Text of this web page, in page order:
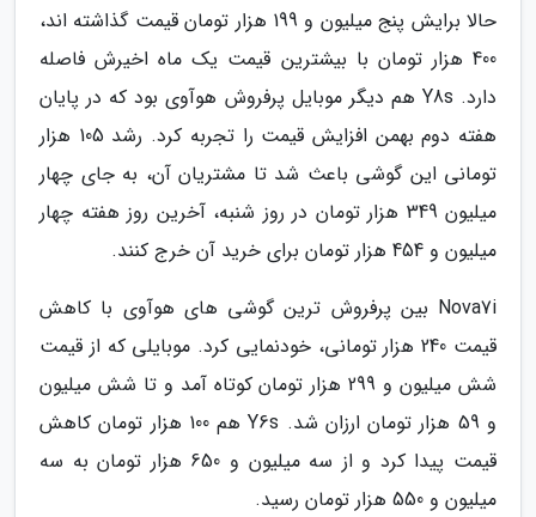
حالا برایش پنج میلیون و 199 هزار تومان قیمت گذاشته اند،
400 هزار تومان با بیشترین قیمت یک ماه اخیرش فاصله
دارد. Y8s هم دیگر موبایل پرفروش هوآوی بود که در پایان
هفته دوم بهمن افزایش قیمت را تجربه کرد. رشد 105 هزار
تومانی این گوشی باعث شد تا مشتریان آن، به جای چهار
میلیون 349 هزار تومان در روز شنبه، آخرین روز هفته چهار
میلیون و 454 هزار تومان برای خرید آن خرج کنند.
Nova7i بین پرفروش ترین گوشی های هوآوی با کاهش
قیمت 240 هزار تومانی، خودنمایی کرد. موبایلی که از قیمت
شش میلیون و 299 هزار تومان کوتاه آمد و تا شش میلیون
و 59 هزار تومان ارزان شد. Y6s هم 100 هزار تومان کاهش
قیمت پیدا کرد و از سه میلیون و 650 هزار تومان به سه
میلیون و 550 هزار تومان رسید.